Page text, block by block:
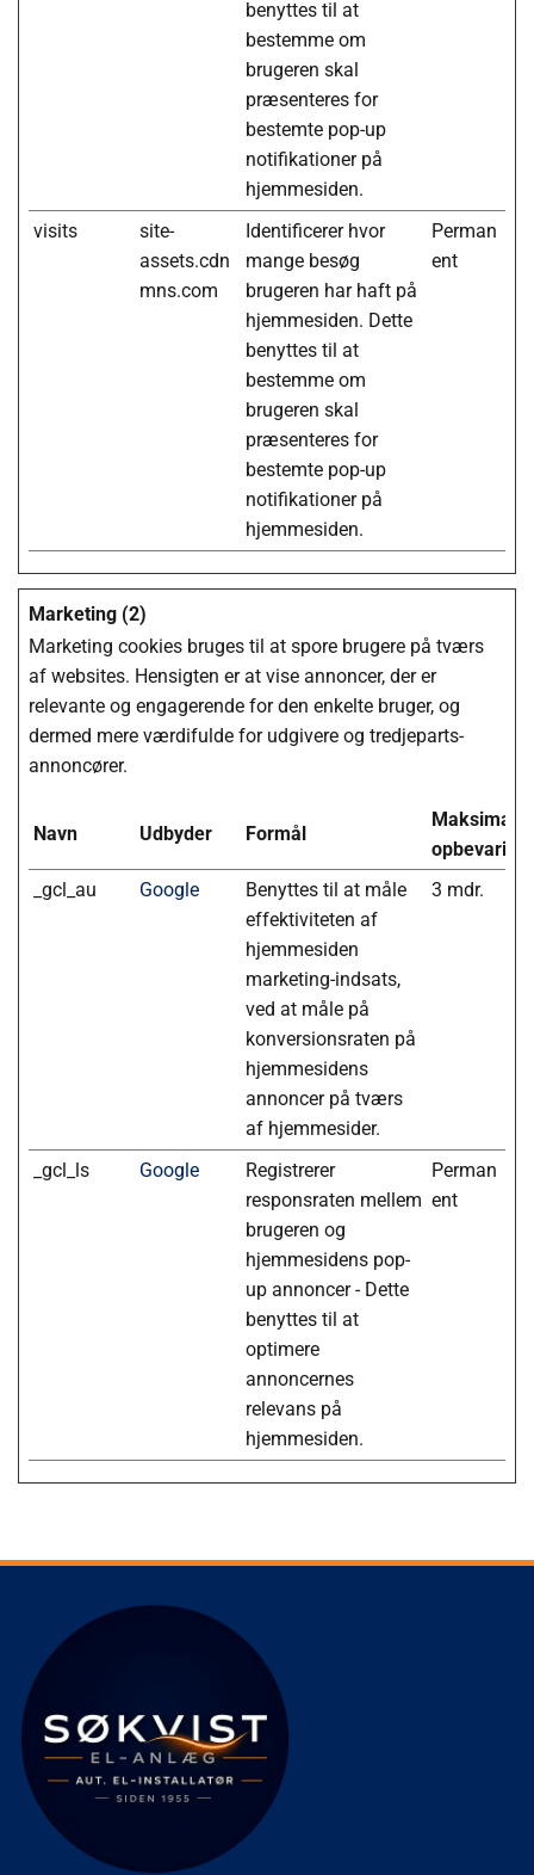
benyttes til at
bestemme om
brugeren skal
præsenteres for
bestemte pop-up
notifikationer på
hjemmesiden.
visits
site-
assets.cdn
mns.com
Identificerer hvor
mange besøg
brugeren har haft på
hjemmesiden. Dette
benyttes til at
bestemme om
brugeren skal
præsenteres for
bestemte pop-up
notifikationer på
hjemmesiden.
Perman
ent
Marketing (2)
Marketing cookies bruges til at spore brugere på tværs
af websites. Hensigten er at vise annoncer, der er
relevante og engagerende for den enkelte bruger, og
dermed mere værdifulde for udgivere og tredjeparts-
annoncører.
Navn Udbyder Formål
Maksimal
_gcl_au
Google
Benyttes til at måle
effektiviteten af
hjemmesiden
marketing-indsats,
ved at måle på
konversionsraten på
hjemmesidens
annoncer på tværs
af hjemmesider.
3 mdr.
_gcl_ls Google
Registrerer
responsraten mellem
brugeren og
hjemmesidens pop-
up annoncer - Dette
benyttes til at
optimere
annoncernes
relevans på
hjemmesiden.
Perman
ent